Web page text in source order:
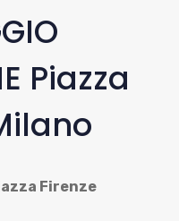
Piazza
Firenze